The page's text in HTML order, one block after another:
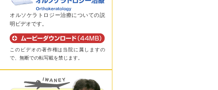
オルソケラトロジー治療についての説
明ビデオです。
このビデオの著作権は当院に属しますの
で、無断での転写載を禁じます。